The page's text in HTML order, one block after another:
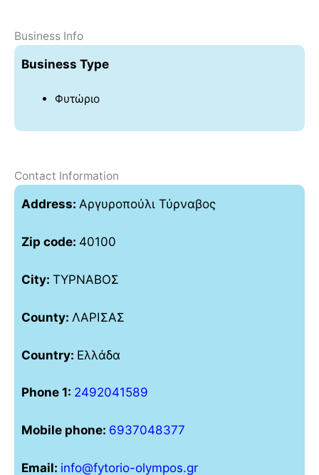
Business Info
Business Type
Φυτώριο
Contact Information
Address: Αργυροπούλι Τύρναβος
Zip code: 40100
City: ΤΥΡΝΑΒΟΣ
County: ΛΑΡΙΣΑΣ
Country: Ελλάδα
Phone 1: 2492041589
Mobile phone: 6937048377
Email: info@fytorio-olympos.gr